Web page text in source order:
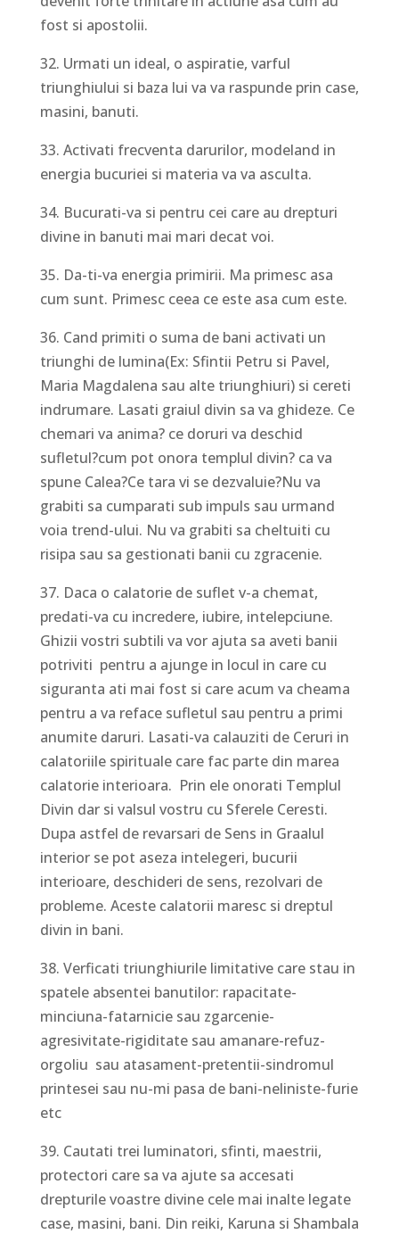
fost si apostolii.
32. Urmati un ideal, o aspiratie, varful
triunghiului si baza lui va va raspunde prin case,
masini, banuti.
33. Activati frecventa darurilor, modeland in
energia bucuriei si materia va va asculta.
34. Bucurati-va si pentru cei care au drepturi
divine in banuti mai mari decat voi.
35. Da-ti-va energia primirii. Ma primesc asa
cum sunt. Primesc ceea ce este asa cum este.
36. Cand primiti o suma de bani activati un
triunghi de lumina(Ex: Sfintii Petru si Pavel,
Maria Magdalena sau alte triunghiuri) si cereti
indrumare. Lasati graiul divin sa va ghideze. Ce
chemari va anima? ce doruri va deschid
sufletul?cum pot onora templul divin? ca va
spune Calea?Ce tara vi se dezvaluie?Nu va
grabiti sa cumparati sub impuls sau urmand
voia trend-ului. Nu va grabiti sa cheltuiti cu
risipa sau sa gestionati banii cu zgracenie.
37. Daca o calatorie de suflet v-a chemat,
predati-va cu incredere, iubire, intelepciune.
Ghizii vostri subtili va vor ajuta sa aveti banii
potriviti pentru a ajunge in locul in care cu
siguranta ati mai fost si care acum va cheama
pentru a va reface sufletul sau pentru a primi
anumite daruri. Lasati-va calauziti de Ceruri in
calatoriile spirituale care fac parte din marea
calatorie interioara. Prin ele onorati Templul
Divin dar si valsul vostru cu Sferele Ceresti.
Dupa astfel de revarsari de Sens in Graalul
interior se pot aseza intelegeri, bucurii
interioare, deschideri de sens, rezolvari de
probleme. Aceste calatorii maresc si dreptul
divin in bani.
38. Verficati triunghiurile limitative care stau in
spatele absentei banutilor: rapacitate-
minciuna-fatarnicie sau zgarcenie-
agresivitate-rigiditate sau amanare-refuz-
orgoliu sau atasament-pretentii-sindromul
printesei sau nu-mi pasa de bani-neliniste-furie
etc
39. Cautati trei luminatori, sfinti, maestrii,
protectori care sa va ajute sa accesati
drepturile voastre divine cele mai inalte legate
case, masini, bani. Din reiki, Karuna si Shambala